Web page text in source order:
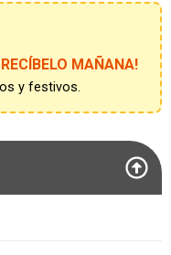
MAÑANA!
y festivos.